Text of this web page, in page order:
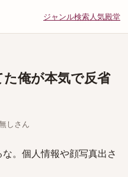
ジャンル検索人気殿堂
俺が本気で反省
しさん
。個人情報や顔写真出さ